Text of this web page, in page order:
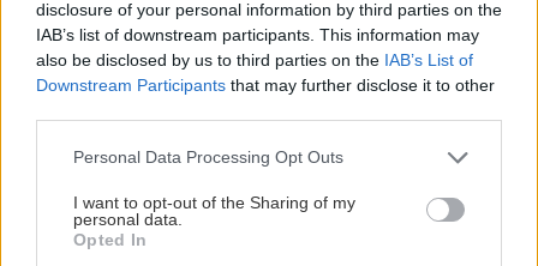
disclosure of your personal information by third parties on the
IAB’s list of downstream participants. This information may
also be disclosed by us to third parties on the IAB’s List of
Downstream Participants that may further disclose it to other
Please note that this website/app uses one or more Google
not limited to your visit or usage behaviour. You may click to
grant or deny consent to Google and its third-party tags to
use your data for below specified purposes in below Google
Personal Data Processing Opt Outs
I want to opt-out of the Sharing of my
personal data.
Opted In
NI kom - NI såg - NI segrade!!
Gratismatchen - Tisdag 17 mars kl 19:04 Publicerad 2026-